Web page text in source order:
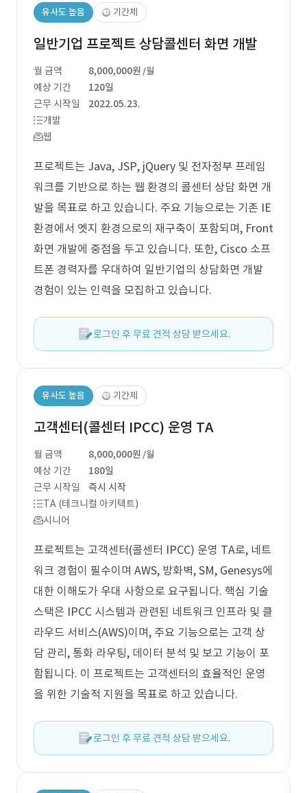
유사도 높음 기간제
일반기업 프로젝트 상담콜센터 화면 개발
월 금액 8,000,000원 /월
예상 기간
120일
근무 시작일
2022.05.23.
개발
웹
프로젝트는 Java, JSP, jQuery 및 전자정부 프레임
워크를 기반으로 하는 웹 환경의 콜센터 상담 화면 개
발을 목표로 하고 있습니다. 주요 기능으로는 기존 IE
환경에서 엣지 환경으로의 재구축이 포함되며, Front
화면 개발에 중점을 두고 있습니다. 또한, Cisco 소프
트폰 경력자를 우대하여 일반기업의 상담화면 개발
경험이 있는 인력을 모집하고 있습니다.
로그인 후 무료 견적 상담 받으세요.
유사도 높음 기간제
고객센터(콜센터 IPCC) 운영 TA
월 금액 8,000,000원 /월
예상 기간
180일
근무 시작일
즉시 시작
TA (테크니컬 아키텍트)
시니어
프로젝트는 고객센터(콜센터 IPCC) 운영 TA로, 네트
워크 경험이 필수이며 AWS, 방화벽, SM, Genesys에
대한 이해도가 우대 사항으로 요구됩니다. 핵심 기술
스택은 IPCC 시스템과 관련된 네트워크 인프라 및 클
라우드 서비스(AWS)이며, 주요 기능으로는 고객 상
담 관리, 통화 라우팅, 데이터 분석 및 보고 기능이 포
함됩니다. 이 프로젝트는 고객센터의 효율적인 운영
을 위한 기술적 지원을 목표로 하고 있습니다.
로그인 후 무료 견적 상담 받으세요.